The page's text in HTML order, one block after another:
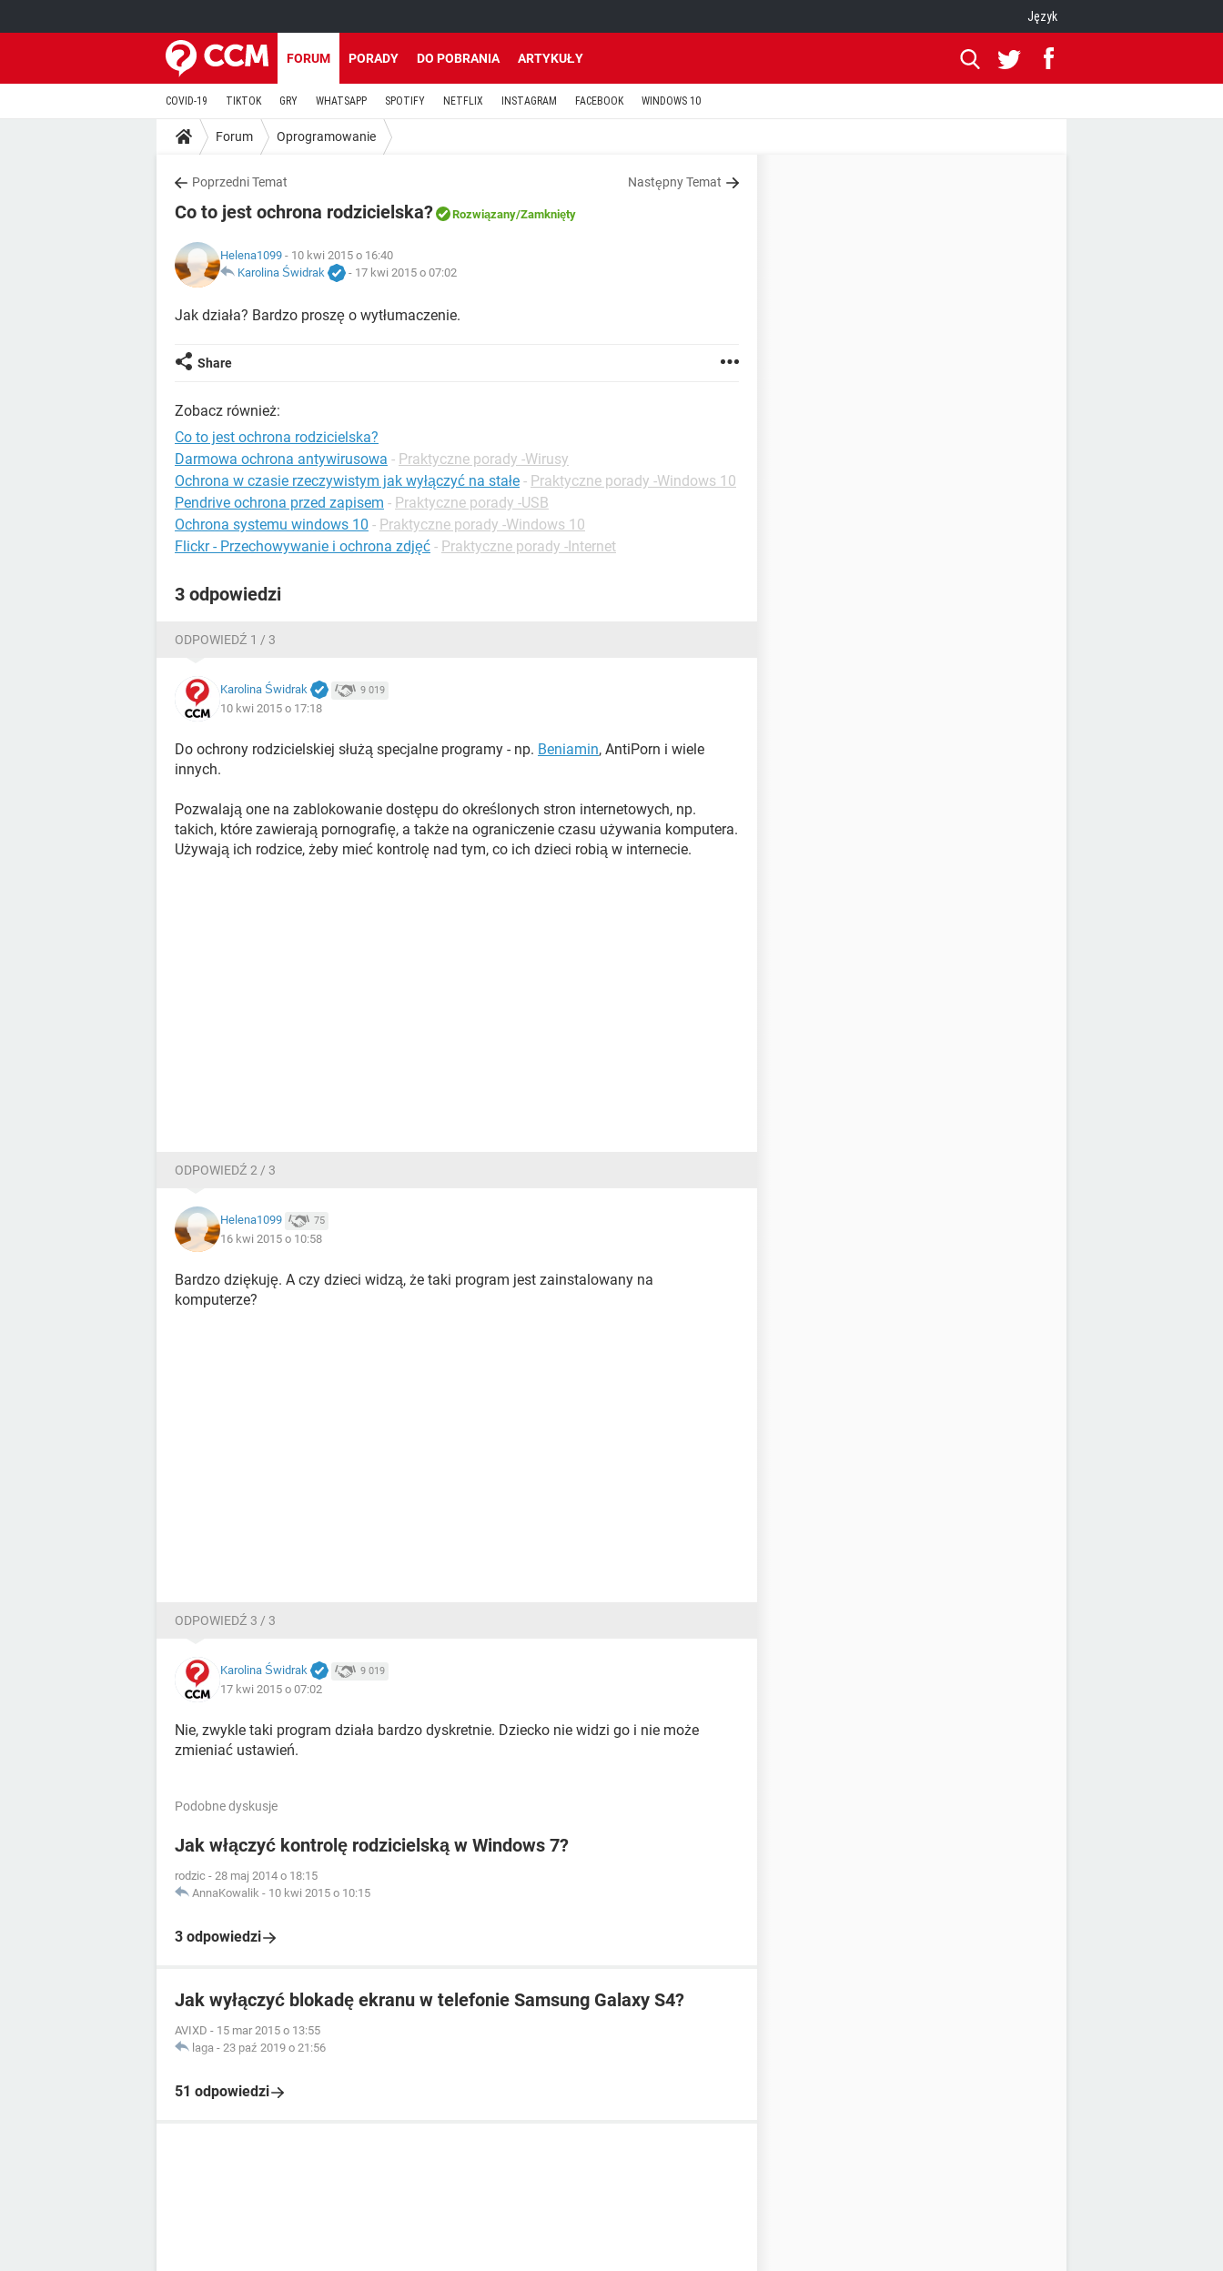
Język
FORUM PORADY DO POBRANIA ARTYKUŁY
COVID-19 TIKTOK GRY WHATSAPP SPOTIFY NETFLIX INSTAGRAM FACEBOOK WINDOWS 10
Forum Oprogramowanie
Poprzedni Temat Następny Temat
Co to jest ochrona rodzicielska? Rozwiązany/Zamknięty
Helena1099 - 10 kwi 2015 o 16:40
Karolina Świdrak
- 17 kwi 2015 o 07:02
Jak działa? Bardzo proszę o wytłumaczenie.
Share
Zobacz również:
Co to jest ochrona rodzicielska?
Darmowa ochrona antywirusowa - Praktyczne porady -Wirusy
Ochrona w czasie rzeczywistym jak wyłączyć na stałe - Praktyczne porady -Windows 10
Pendrive ochrona przed zapisem - Praktyczne porady -USB
Ochrona systemu windows 10 - Praktyczne porady -Windows 10
Flickr - Przechowywanie i ochrona zdjęć - Praktyczne porady -Internet
3 odpowiedzi
ODPOWIEDŹ 1 / 3
Karolina Świdrak 9 019
10 kwi 2015 o 17:18
Do ochrony rodzicielskiej służą specjalne programy - np. Beniamin, AntiPorn i wiele
innych.
Pozwalają one na zablokowanie dostępu do określonych stron internetowych, np.
takich, które zawierają pornografię, a także na ograniczenie czasu używania komputera.
Używają ich rodzice, żeby mieć kontrolę nad tym, co ich dzieci robią w internecie.
ODPOWIEDŹ 2 / 3
Helena1099 75
16 kwi 2015 o 10:58
Bardzo dziękuję. A czy dzieci widzą, że taki program jest zainstalowany na
komputerze?
ODPOWIEDŹ 3 / 3
Karolina Świdrak 9 019
17 kwi 2015 o 07:02
Nie, zwykle taki program działa bardzo dyskretnie. Dziecko nie widzi go i nie może
zmieniać ustawień.
Podobne dyskusje
Jak włączyć kontrolę rodzicielską w Windows 7?
rodzic - 28 maj 2014 o 18:15
AnnaKowalik - 10 kwi 2015 o 10:15
3 odpowiedzi
Jak wyłączyć blokadę ekranu w telefonie Samsung Galaxy S4?
AVIXD - 15 mar 2015 o 13:55
laga - 23 paź 2019 o 21:56
51 odpowiedzi